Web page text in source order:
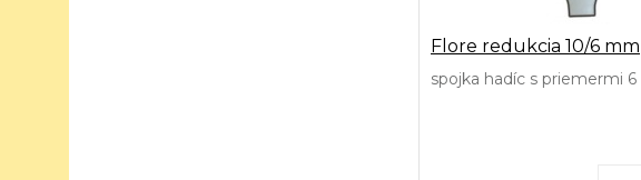
Flore redukcia 10/6 mm
spojka hadíc s priemermi